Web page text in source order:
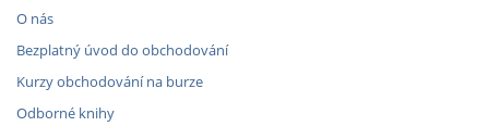
O nás
Bezplatný úvod do obchodování
Kurzy obchodování na burze
Odborné knihy